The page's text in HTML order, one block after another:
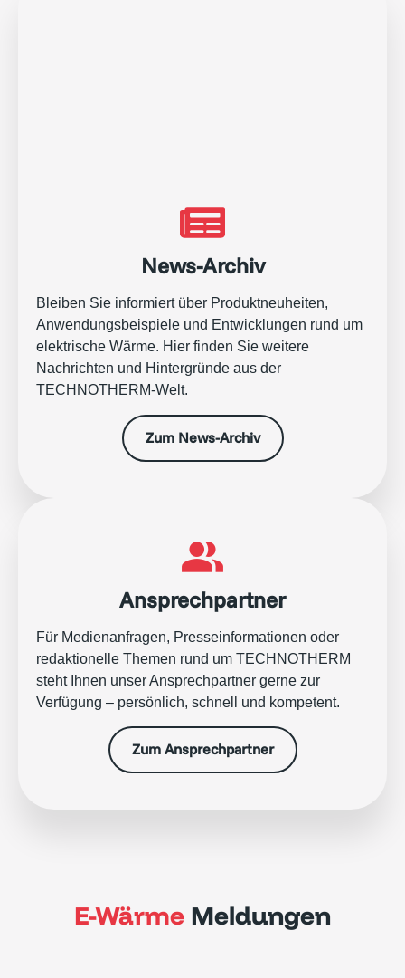
News-Archiv
Bleiben Sie informiert über Produktneuheiten,
Anwendungsbeispiele und Entwicklungen rund um
elektrische Wärme. Hier finden Sie weitere
Nachrichten und Hintergründe aus der
TECHNOTHERM-Welt.
Zum News-Archiv
Ansprechpartner
Für Medienanfragen, Presseinformationen oder
redaktionelle Themen rund um TECHNOTHERM
steht Ihnen unser Ansprechpartner gerne zur
Verfügung – persönlich, schnell und kompetent.
Zum Ansprechpartner
E-Wärme Meldungen